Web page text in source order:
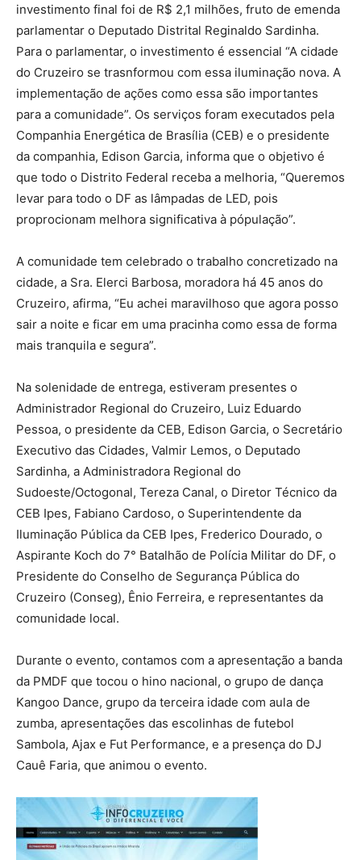
investimento final foi de R$ 2,1 milhões, fruto de emenda
parlamentar o Deputado Distrital Reginaldo Sardinha.
Para o parlamentar, o investimento é essencial “A cidade
do Cruzeiro se trasnformou com essa iluminação nova. A
implementação de ações como essa são importantes
para a comunidade”. Os serviços foram executados pela
Companhia Energética de Brasília (CEB) e o presidente
da companhia, Edison Garcia, informa que o objetivo é
que todo o Distrito Federal receba a melhoria, “Queremos
levar para todo o DF as lâmpadas de LED, pois
proprocionam melhora significativa à pópulação”.
A comunidade tem celebrado o trabalho concretizado na
cidade, a Sra. Elerci Barbosa, moradora há 45 anos do
Cruzeiro, afirma, “Eu achei maravilhoso que agora posso
sair a noite e ficar em uma pracinha como essa de forma
mais tranquila e segura”.
Na solenidade de entrega, estiveram presentes o
Administrador Regional do Cruzeiro, Luiz Eduardo
Pessoa, o presidente da CEB, Edison Garcia, o Secretário
Executivo das Cidades, Valmir Lemos, o Deputado
Sardinha, a Administradora Regional do
Sudoeste/Octogonal, Tereza Canal, o Diretor Técnico da
CEB Ipes, Fabiano Cardoso, o Superintendente da
Iluminação Pública da CEB Ipes, Frederico Dourado, o
Aspirante Koch do 7° Batalhão de Polícia Militar do DF, o
Presidente do Conselho de Segurança Pública do
Cruzeiro (Conseg), Ênio Ferreira, e representantes da
comunidade local.
Durante o evento, contamos com a apresentação a banda
da PMDF que tocou o hino nacional, o grupo de dança
Kangoo Dance, grupo da terceira idade com aula de
zumba, apresentações das escolinhas de futebol
Sambola, Ajax e Fut Performance, e a presença do DJ
Cauê Faria, que animou o evento.